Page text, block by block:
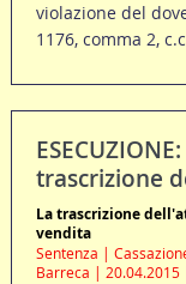
violazione del
1176, comma 2,
trascrizione
La trascrizione
vendita
Sentenza |
Barreca | 20.04.2015